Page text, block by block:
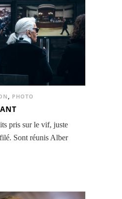
PHOTO
pris sur le vif, juste
Sont réunis Alber